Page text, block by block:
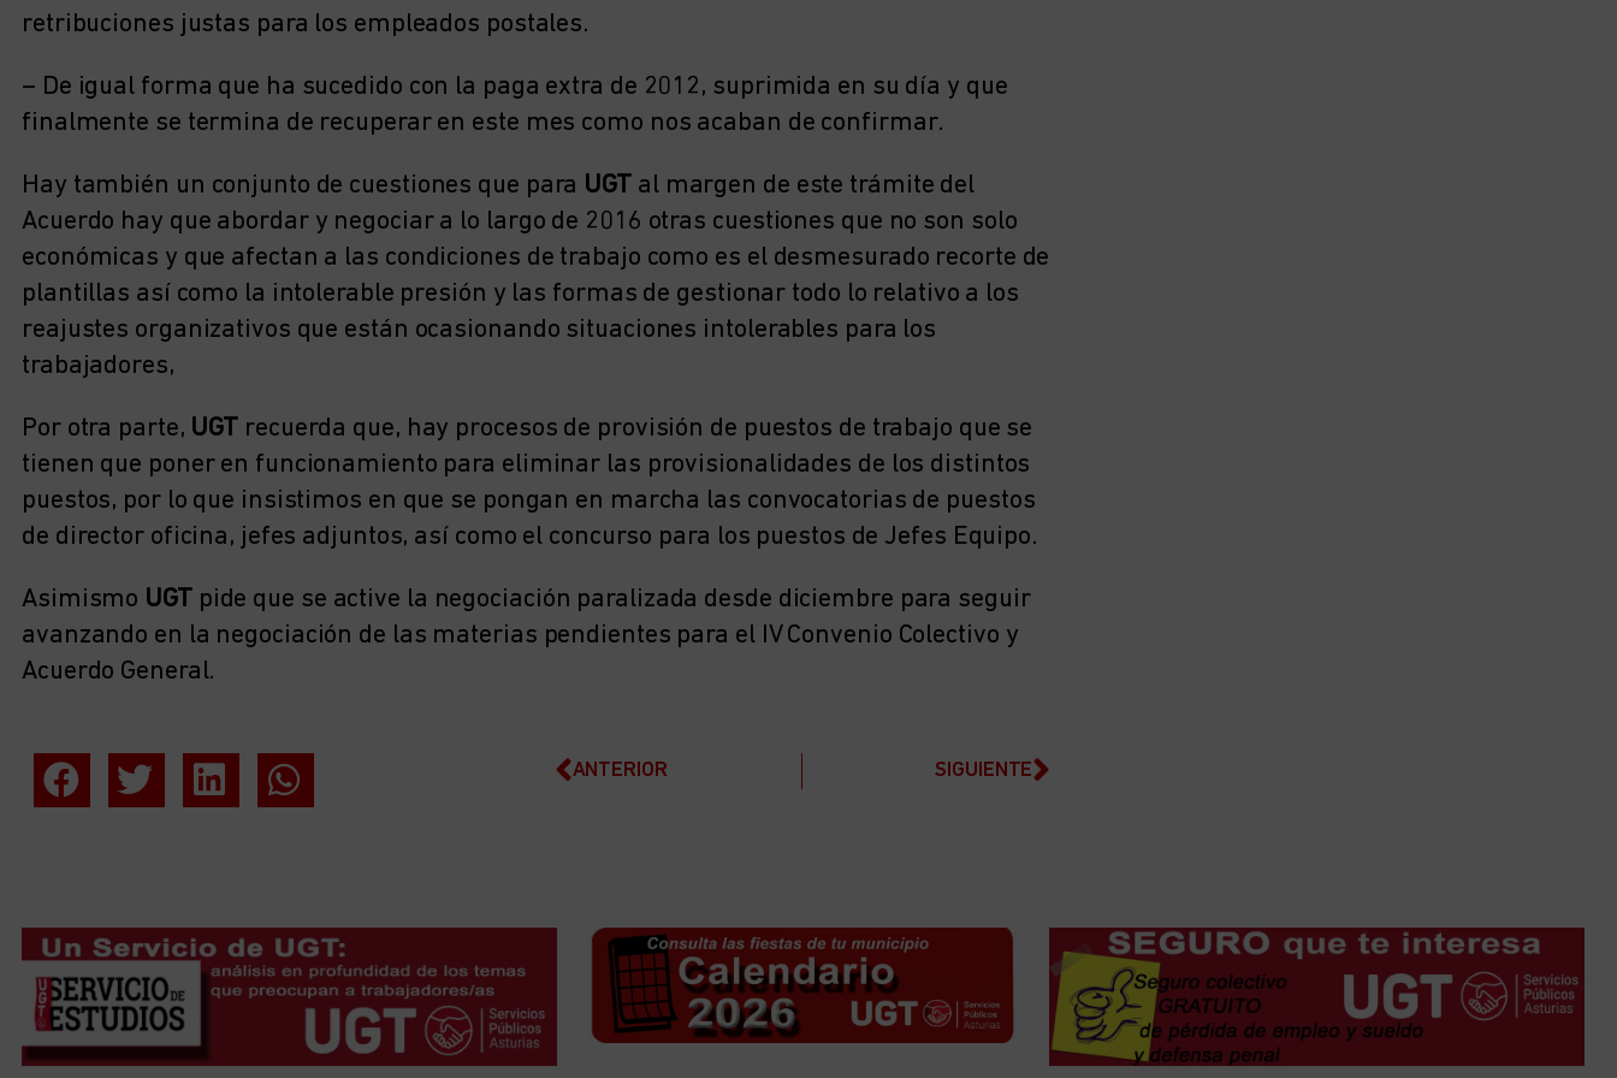
retribuciones justas para los empleados postales.
– De igual forma que ha sucedido con la paga extra de 2012, suprimida en su día y que
finalmente se termina de recuperar en este mes como nos acaban de confirmar.
Hay también un conjunto de cuestiones que para UGT al margen de este trámite del
Acuerdo hay que abordar y negociar a lo largo de 2016 otras cuestiones que no son solo
económicas y que afectan a las condiciones de trabajo como es el desmesurado recorte de
plantillas así como la intolerable presión y las formas de gestionar todo lo relativo a los
reajustes organizativos que están ocasionando situaciones intolerables para los
trabajadores,
Por otra parte, UGT recuerda que, hay procesos de provisión de puestos de trabajo que se
tienen que poner en funcionamiento para eliminar las provisionalidades de los distintos
puestos, por lo que insistimos en que se pongan en marcha las convocatorias de puestos
de director oficina, jefes adjuntos, así como el concurso para los puestos de Jefes Equipo.
Asimismo UGT pide que se active la negociación paralizada desde diciembre para seguir
avanzando en la negociación de las materias pendientes para el IV Convenio Colectivo y
Acuerdo General.
ANTERIOR SIGUIENTE